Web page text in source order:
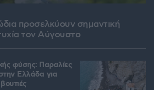
προσελκύουν σημαντική
τον Αύγουστο
φύσης: Παραλίες
Ελλάδα για